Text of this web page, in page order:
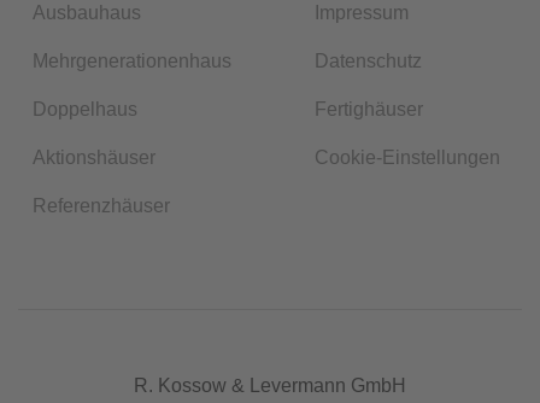
Ausbauhaus
Mehrgenerationenhaus
Doppelhaus
Aktionshäuser
Referenzhäuser
Impressum
Datenschutz
Fertighäuser
Cookie-Einstellungen
R. Kossow & Levermann GmbH